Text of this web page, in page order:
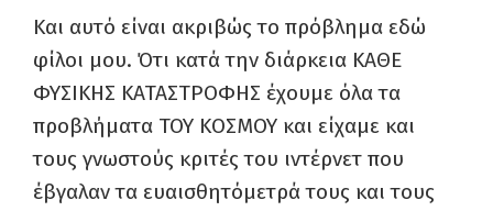
Και αυτό είναι ακριβώς το πρόβλημα εδώ
φίλοι μου. Ότι κατά την διάρκεια ΚΑΘΕ
ΦΥΣΙΚΗΣ ΚΑΤΑΣΤΡΟΦΗΣ έχουμε όλα τα
προβλήματα ΤΟΥ ΚΟΣΜΟΥ και είχαμε και
τους γνωστούς κριτές του ιντέρνετ που
έβγαλαν τα ευαισθητόμετρά τους και τους